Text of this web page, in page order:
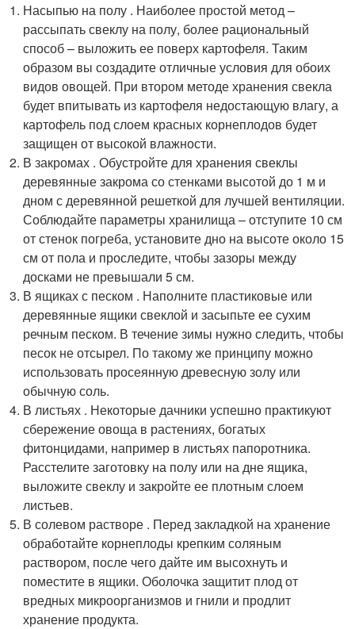
Насыпью на полу . Наиболее простой метод –
рассыпать свеклу на полу, более рациональный
способ – выложить ее поверх картофеля. Таким
образом вы создадите отличные условия для обоих
видов овощей. При втором методе хранения свекла
будет впитывать из картофеля недостающую влагу, а
картофель под слоем красных корнеплодов будет
защищен от высокой влажности.
В закромах . Обустройте для хранения свеклы
деревянные закрома со стенками высотой до 1 м и
дном с деревянной решеткой для лучшей вентиляции.
Соблюдайте параметры хранилища – отступите 10 см
от стенок погреба, установите дно на высоте около 15
см от пола и проследите, чтобы зазоры между
досками не превышали 5 см.
В ящиках с песком . Наполните пластиковые или
деревянные ящики свеклой и засыпьте ее сухим
речным песком. В течение зимы нужно следить, чтобы
песок не отсырел. По такому же принципу можно
использовать просеянную древесную золу или
обычную соль.
В листьях . Некоторые дачники успешно практикуют
сбережение овоща в растениях, богатых
фитонцидами, например в листьях папоротника.
Расстелите заготовку на полу или на дне ящика,
выложите свеклу и закройте ее плотным слоем
листьев.
В солевом растворе . Перед закладкой на хранение
обработайте корнеплоды крепким соляным
раствором, после чего дайте им высохнуть и
поместите в ящики. Оболочка защитит плод от
вредных микроорганизмов и гнили и продлит
хранение продукта.